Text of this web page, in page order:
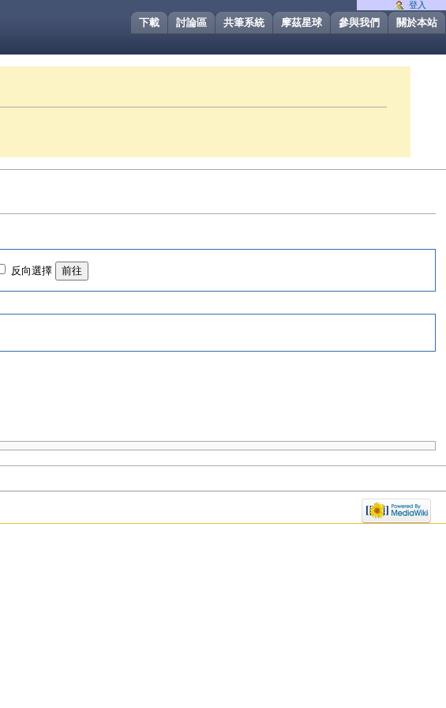
關於本站
參與我們
摩茲星球
共筆系統
討論區
下載
反向選擇
登入